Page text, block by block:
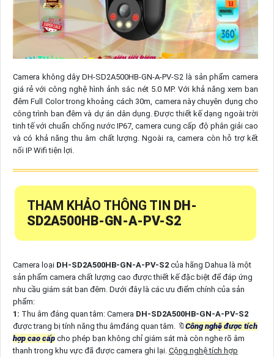
Camera không dây DH-SD2A500HB-GN-A-PV-S2 là sản phẩm camera
giá rẻ với công nghệ hình ảnh sắc nét 5.0 MP. Với khả năng xem ban
đêm Full Color trong khoảng cách 30m, camera này chuyên dụng cho
công trình ban đêm và dự án dân dụng. Được thiết kế dạng ngoài trời
tinh tế với chuẩn chống nước IP67, camera cung cấp độ phân giải cao
và có khả năng thu âm chất lượng. Ngoài ra, camera còn hỗ trợ kết
nối IP Wifi tiện lợi.
THAM KHẢO THÔNG TIN DH-
SD2A500HB-GN-A-PV-S2
Camera loại DH-SD2A500HB-GN-A-PV-S2 của hãng Dahua là một
sản phẩm camera chất lượng cao được thiết kế đặc biệt để đáp ứng
nhu cầu giám sát ban đêm. Dưới đây là các ưu điểm chính của sản
phẩm:
1: Thu âm đáng quan tâm: Camera DH-SD2A500HB-GN-A-PV-S2
được trang bị tính năng thu âmđáng quan tâm. 🔖 Công nghệ được tích
hợp cao cấpcho phép bạn không chỉ giám sát mà còn nghe rõ âm
thanh trong khu vực đã được camera ghi lại. Cộng nghệ tích hợp